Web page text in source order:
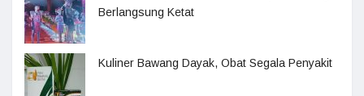
Berlangsung Ketat
Kuliner Bawang Dayak, Obat Segala Penyakit